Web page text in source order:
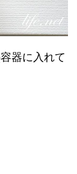
器に入れて